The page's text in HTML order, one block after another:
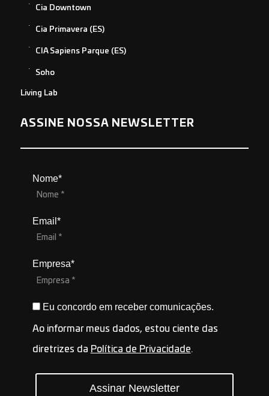
Cia Downtown
Cia Primavera (ES)
CIA Sapiens Parque (ES)
Soho
Living Lab
ASSINE NOSSA NEWSLETTER
Nome*
Email*
Empresa*
Eu concordo em receber comunicações.
Ao informar meus dados, estou ciente das
diretrizes da Política de Privacidade.
Assinar Newsletter